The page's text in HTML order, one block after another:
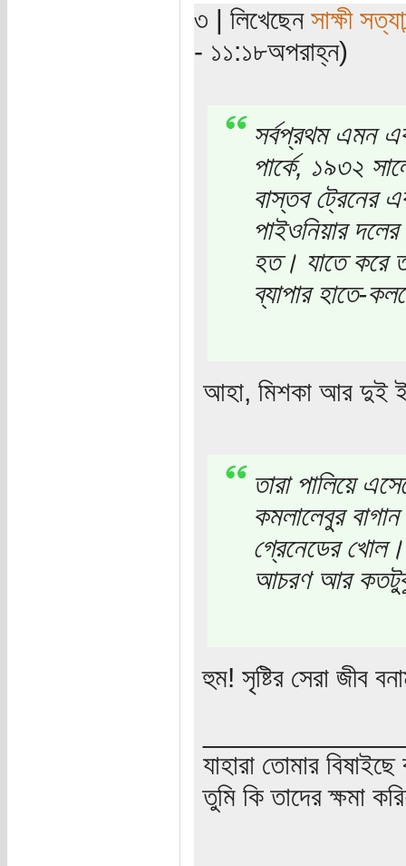
৩ | লিখেছেন সাক্ষী
- ১১:১৮অপরাহ্ন)
সর্বপ্রথম এমন
পার্কে, ১৯৩২
বাস্তব ট্রেনের
পাইওনিয়ার
হত। যাতে করে
ব্যাপার হাতে-
আহা, মিশকা আর দুই
তারা পালিয়ে
কমলালেবুর
গ্রেনেডের
আচরণ আর
হুম! সৃষ্টির সেরা জীব
যাহারা তোমার
তুমি কি তাদের ক্ষমা